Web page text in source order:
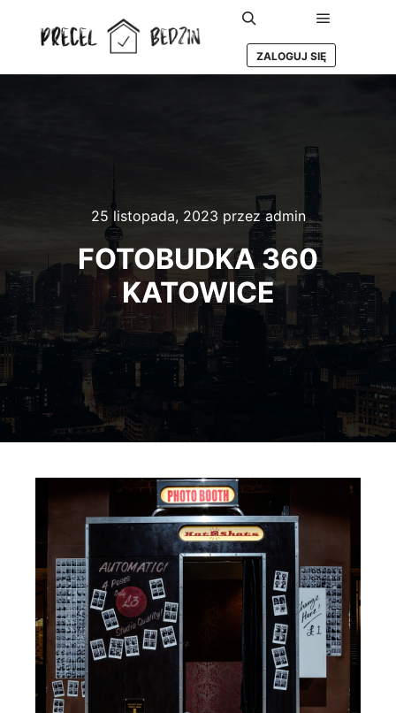
Szukaj Główne
ZALOGUJ SIĘ
25 listopada, 2023 przezadmin
FOTOBUDKA 360
KATOWICE